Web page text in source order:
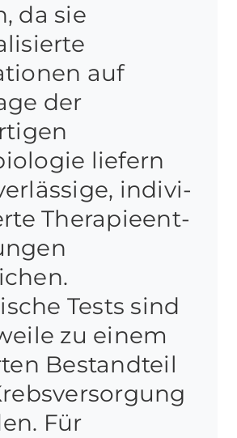
da sie
auf
der
liefern
indivi­
Therapieent­
Tests sind
zu einem
Bestandteil
Für